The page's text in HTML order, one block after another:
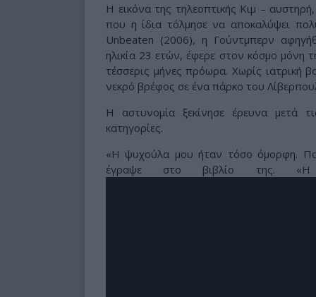
Η εικόνα της τηλεοπτικής Κιμ –
που η ίδια τόλμησε να αποκαλύψει
Unbeaten (2006), η Γούντμπερν
ηλικία 23 ετών, έφερε στον κόσμο μόνη
τέσσερις μήνες πρόωρα. Χωρίς ιατρική
νεκρό βρέφος σε ένα πάρκο του
Η αστυνομία ξεκίνησε έρευνα μετά
κατηγορίες.
«Η ψυχούλα μου ήταν τόσο όμορφη.
έγραψε στο βιβλίο της.